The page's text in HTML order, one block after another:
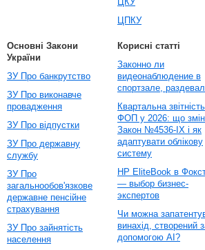
ЦПКУ
Основні Закони
України
ЗУ Про банкрутство
ЗУ Про виконавче
провадження
ЗУ Про відпустки
ЗУ Про державну
службу
ЗУ Про
загальнообов'язкове
державне пенсійне
страхування
ЗУ Про зайнятість
населення
Корисні статті
Законно ли
видеонаблюдение в
спортзале,
Квартальна звітність
ФОП у 2026: що
Закон №4536-IX і як
адаптувати облікову
систему
HP EliteBook в
— выбор бизнес-
экспертов
Чи можна
винахід, створений
допомогою AI?